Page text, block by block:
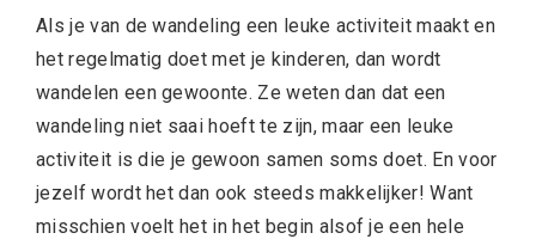
Als je van de wandeling een leuke activiteit maakt en
het regelmatig doet met je kinderen, dan wordt
wandelen een gewoonte. Ze weten dan dat een
wandeling niet saai hoeft te zijn, maar een leuke
activiteit is die je gewoon samen soms doet. En voor
jezelf wordt het dan ook steeds makkelijker! Want
misschien voelt het in het begin alsof je een hele